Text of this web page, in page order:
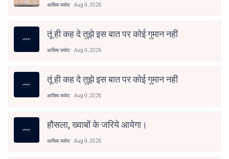
आकिब जावेद Aug 9, 2026
तूं ही कह दे तुझे इस बात पर कोई गुमान नहीं
आकिब जावेद Aug 9, 2026
तूं ही कह दे तुझे इस बात पर कोई गुमान नहीं
आकिब जावेद Aug 9, 2026
हौसला, ख्वाबों के जरिये आयेगा।
आकिब जावेद Aug 9, 2026